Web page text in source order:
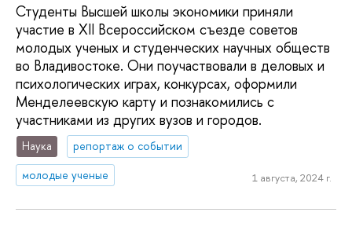
Студенты Высшей школы экономики приняли
участие в XII Всероссийском съезде советов
молодых ученых и студенческих научных обществ
во Владивостоке. Они поучаствовали в деловых и
психологических играх, конкурсах, оформили
Менделеевскую карту и познакомились с
участниками из других вузов и городов.
Наука
репортаж о событии
молодые ученые
1 августа, 2024 г.